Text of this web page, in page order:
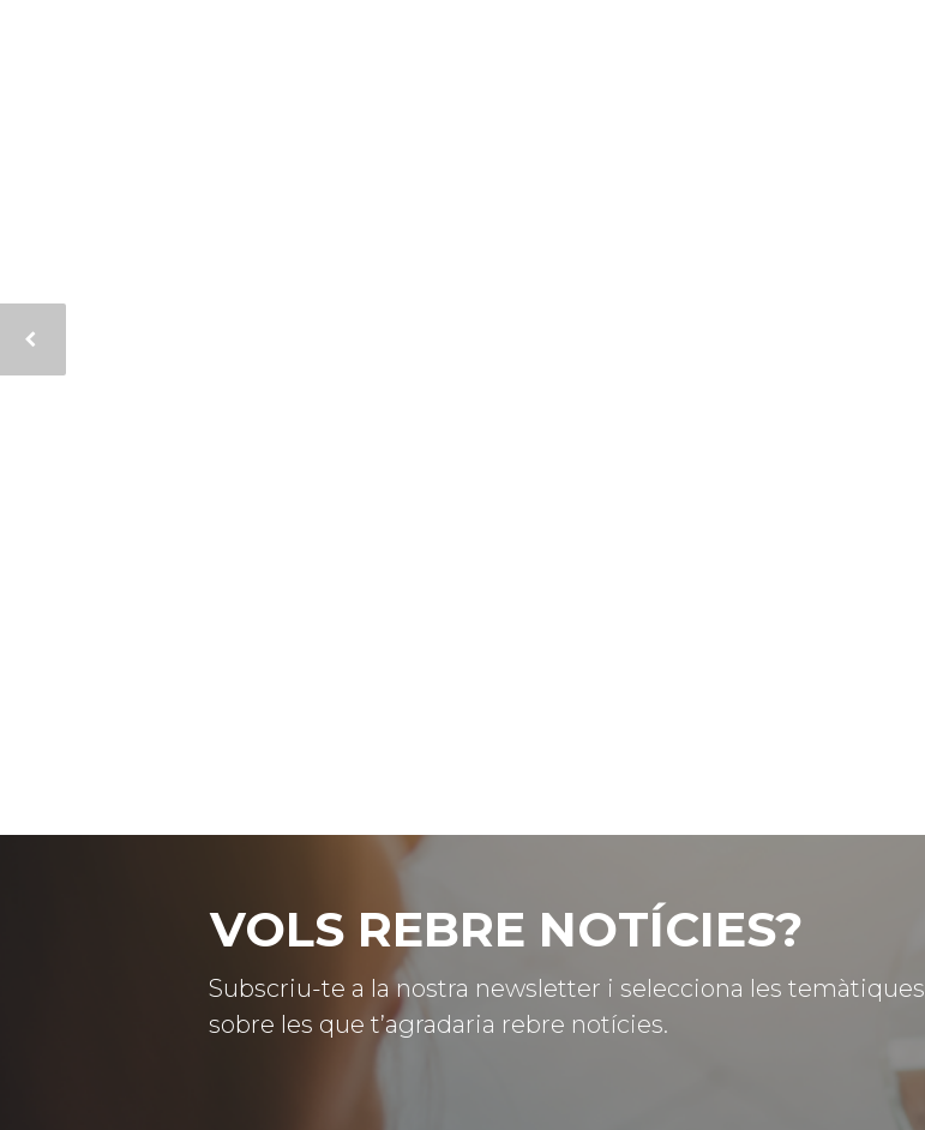
VOLS REBRE NOTÍCIES?
Subscriu-te a la nostra newsletter i selecciona les temàtiques
sobre les que t’agradaria rebre notícies.